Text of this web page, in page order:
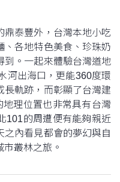
鼎泰豐外，台灣本地小吃
、各地特色美食、珍珠奶
到。一起來體驗台灣道地
河出海口，更能360度環
長軌跡，而彰顯了台灣建
理位置也非常具有台灣
101的周遭便有能夠親近
之內看見都會的夢幻與自
叢林之旅。